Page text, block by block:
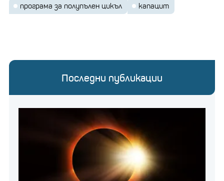
програма за полупълен цикъл
капацит
Последни публикации